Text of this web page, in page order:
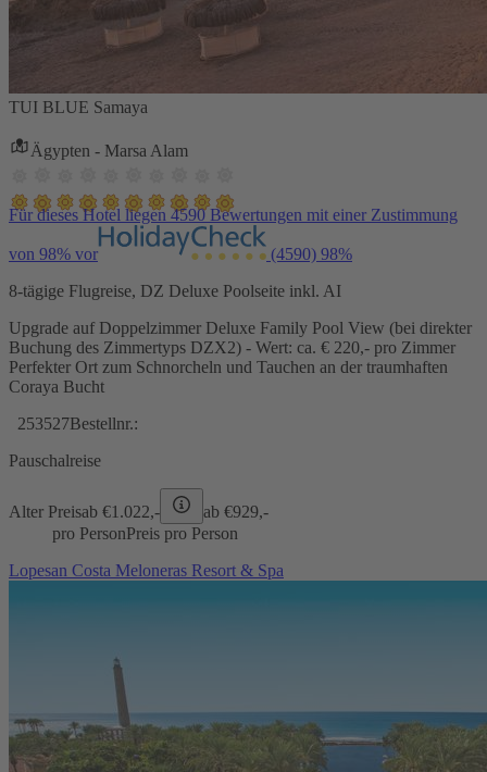
TUI BLUE Samaya
Ägypten - Marsa Alam
Für dieses Hotel liegen 4590 Bewertungen mit einer Zustimmung
von 98% vor (4590) 98%
8-tägige Flugreise, DZ Deluxe Poolseite inkl. AI
Upgrade auf Doppelzimmer Deluxe Family Pool View (bei direkter
Buchung des Zimmertyps DZX2) - Wert: ca. € 220,- pro Zimmer
Perfekter Ort zum Schnorcheln und Tauchen an der traumhaften
Coraya Bucht
253527Bestellnr.:
Pauschalreise
Alter Preisab €1.022,- ab €929,-
pro PersonPreis pro Person
Lopesan Costa Meloneras Resort & Spa